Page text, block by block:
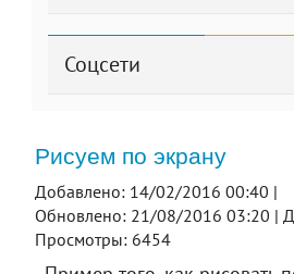
Соцсети
Рисуем по экрану
Добавлено: 14/02/2016 00:40 |
Обновлено: 21/08/2016 03:20 |
Просмотры: 6454